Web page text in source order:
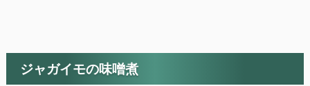
ジャガイモの味噌煮